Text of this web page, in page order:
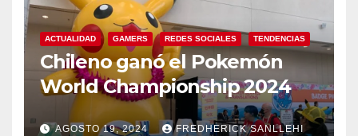
ACTUALIDAD GAMERS REDES SOCIALES TENDENCIAS
Chileno ganó el Pokemón
World Championship 2024
AGOSTO 19, 2024 FREDHERICK SANLLEHI